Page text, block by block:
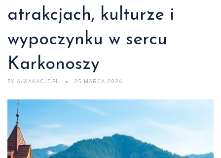
atrakcjach, kulturze i
wypoczynku w sercu
Karkonoszy
BY A-WAKACJE.PL 25 MARCA 2026